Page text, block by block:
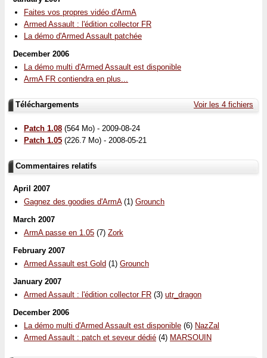
Faites vos propres vidéo d'ArmA
Armed Assault : l'édition collector FR
La démo d'Armed Assault patchée
December 2006
La démo multi d'Armed Assault est disponible
ArmA FR contiendra en plus...
Voir les 4 fichiers
Téléchargements
Patch 1.08 (564 Mo) - 2009-08-24
Patch 1.05 (226.7 Mo) - 2008-05-21
Commentaires relatifs
April 2007
Gagnez des goodies d'ArmA(1) Grounch
March 2007
ArmA passe en 1.05 (7) Zork
February 2007
Armed Assault est Gold (1) Grounch
January 2007
Armed Assault : l'édition collector FR (3) utr_dragon
December 2006
La démo multi d'Armed Assault est disponible (6) NazZal
Armed Assault : patch et seveur dédié (4) MARSOUIN